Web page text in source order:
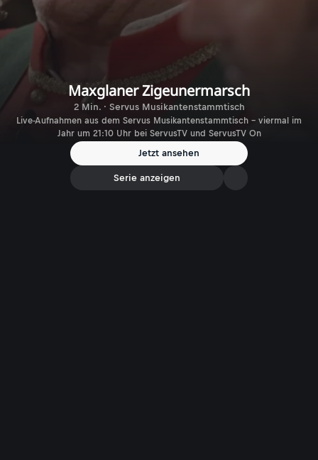
Maxglaner Zigeunermarsch
2 Min. · Servus Musikantenstammtisch
Live-Aufnahmen aus dem Servus Musikantenstammtisch – viermal im
Jahr um 21:10 Uhr bei ServusTV und ServusTV On
Jetzt ansehen
Serie anzeigen